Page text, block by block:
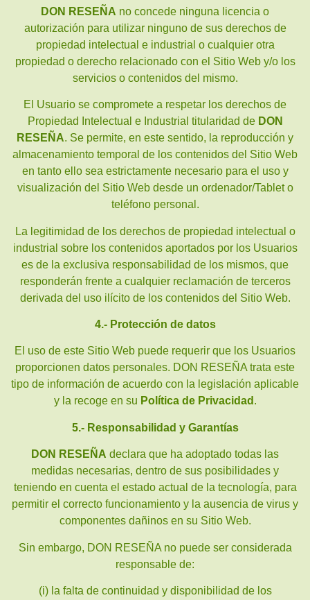
DON RESEÑA no concede ninguna licencia o
autorización para utilizar ninguno de sus derechos de
propiedad intelectual e industrial o cualquier otra
propiedad o derecho relacionado con el Sitio Web y/o los
servicios o contenidos del mismo.
El Usuario se compromete a respetar los derechos de
Propiedad Intelectual e Industrial titularidad de DON
RESEÑA. Se permite, en este sentido, la reproducción y
almacenamiento temporal de los contenidos del Sitio Web
en tanto ello sea estrictamente necesario para el uso y
visualización del Sitio Web desde un ordenador/Tablet o
teléfono personal.
La legitimidad de los derechos de propiedad intelectual o
industrial sobre los contenidos aportados por los Usuarios
es de la exclusiva responsabilidad de los mismos, que
responderán frente a cualquier reclamación de terceros
derivada del uso ilícito de los contenidos del Sitio Web.
4.- Protección de datos
El uso de este Sitio Web puede requerir que los Usuarios
proporcionen datos personales. DON RESEÑA trata este
tipo de información de acuerdo con la legislación aplicable
y la recoge en su Política de Privacidad .
5.- Responsabilidad y Garantías
DON RESEÑA declara que ha adoptado todas las
medidas necesarias, dentro de sus posibilidades y
teniendo en cuenta el estado actual de la tecnología, para
permitir el correcto funcionamiento y la ausencia de virus y
componentes dañinos en su Sitio Web.
Sin embargo, DON RESEÑA no puede ser considerada
responsable de:
(i) la falta de continuidad y disponibilidad de los